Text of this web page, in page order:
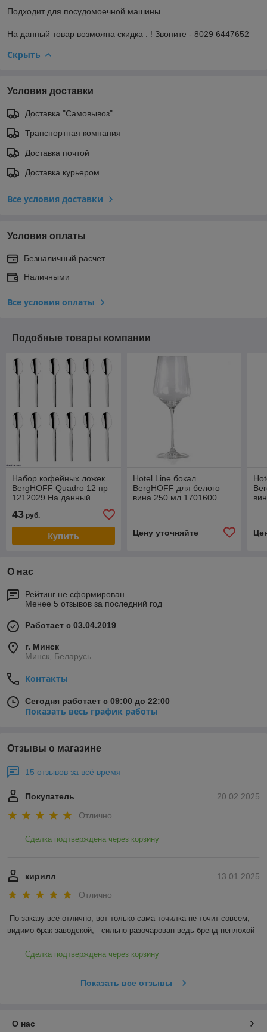
Подходит для посудомоечной машины.
На данный товар возможна скидка . ! Звоните - 8029 6447652
Скрыть
Условия доставки
Доставка "Самовывоз"
Транспортная компания
Доставка почтой
Доставка курьером
Все условия доставки
Условия оплаты
Безналичный расчет
Наличными
Все условия оплаты
Подобные товары компании
Набор кофейных ложек
BergHOFF Quadro 12 пр
1212029 На данный
товар возможна скидка .
Звоните !
43 руб.
Купить
Hotel Line бокал
BergHOFF для белого
вина 250 мл 1701600
Цену уточняйте
О нас
Рейтинг не сформирован
Менее 5 отзывов за последний год
Работает с 03.04.2019
г. Минск
Минск, Беларусь
Контакты
Сегодня работает с 09:00 до 22:00
Показать весь график работы
Отзывы о магазине
15 отзывов за всё время
20.02.2025
Покупатель
Отлично
Сделка подтверждена через корзину
13.01.2025
кирилл
Отлично
По заказу всё отлично, вот только сама точилка не точит совсем,
видимо брак заводской,   сильно разочарован ведь бренд неплохой
Сделка подтверждена через корзину
Показать все отзывы
О нас